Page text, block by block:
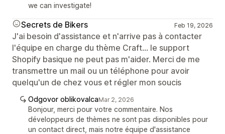
we can investigate!
Secrets de Bikers Feb 19, 2026
J'ai besoin d'assistance et n'arrive pas à contacter
l'équipe en charge du thème Craft... le support
Shopify basique ne peut pas m'aider. Merci de me
transmettre un mail ou un téléphone pour avoir
quelqu'un de chez vous et régler mon soucis
Odgovor oblikovalcaMar 2, 2026
Bonjour, merci pour votre commentaire. Nos
développeurs de thèmes ne sont pas disponibles pour
un contact direct, mais notre équipe d'assistance